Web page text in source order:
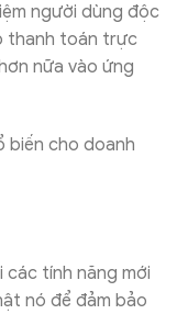
người dùng độc
thanh toán trực
nữa vào ứng
tính năng mới
nó để đảm bảo